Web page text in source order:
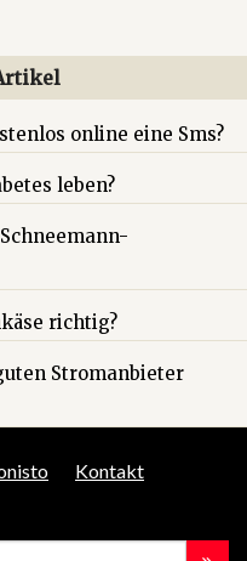
online eine Sms?
leben?
richtig?
Stromanbieter
Kontakt